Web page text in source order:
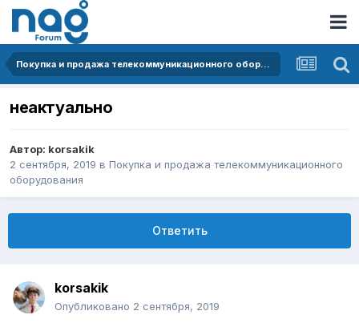
Покупка и продажа телекоммуникационного оборудования
неактуально
Автор: korsakik
2 сентября, 2019 в Покупка и продажа телекоммуникационного
оборудования
Ответить
korsakik
Опубликовано 2 сентября, 2019